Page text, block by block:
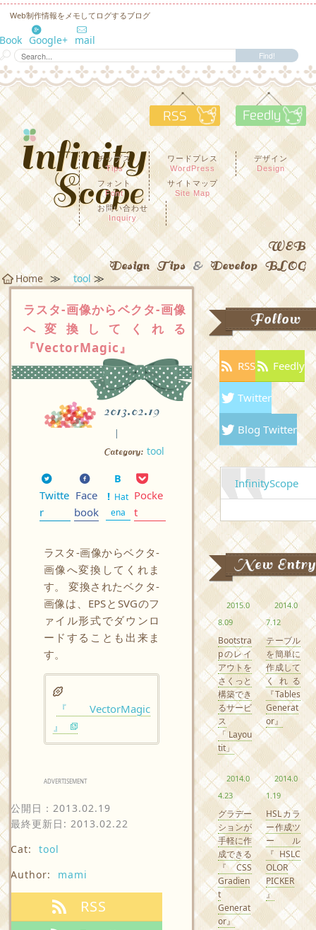
Web制作情報をメモしてログするブログ
Google+ mail
RSS
チップス
Tips
ワードプレス
WordPress
デザイン
Design
フォント
Font
サイトマップ
Site Map
お問い合わせ
Inquiry
WEB
Design Tips & Develop BLOG
Home ≫ tool≫
ラスタ-画像からベクタ-画像
へ変換してくれる
『VectorMagic』
2013.02.19
Category: tool
Twitte
r
Face
book
Hat
ena
Pocke
t
ラスタ-画像からベクタ-
画像へ変換してくれま
す。 変換されたベクタ-
画像は、EPSとSVGのフ
ァイル形式でダウンロ
ードすることも出来ま
す。
『VectorMagic
』
ADVERTISEMENT
公開日： 2013.02.19
最終更新日: 2013.02.22
Cat:
tool
Author:
mami
RSS
Follow
RSS Feedly
Twitter
Blog Twitter
InfinityScope
New Entry
2015.0
8.09
Bootstra
pのレイ
アウトを
さくっと
構築でき
るサービ
ス
「Layou
tit」
2014.0
7.12
テーブル
を簡単に
作成して
くれる
『Tables
Generat
or』
2014.0
4.23
グラデー
ションが
手軽に作
成できる
『CSS
Gradien
t
Generat
or』
2014.0
1.19
HSLカラ
ー作成ツ
ール
『HSLC
OLOR
PICKER
』